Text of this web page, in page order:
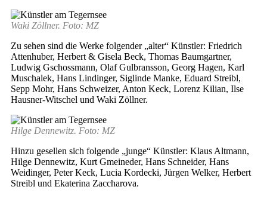
Waki Zöllner. Foto: MZ
Zu sehen sind die Werke folgender „alter“ Künstler: Friedrich
Attenhuber, Herbert & Gisela Beck, Thomas Baumgartner,
Ludwig Gschossmann, Olaf Gulbransson, Georg Hagen, Karl
Muschalek, Hans Lindinger, Siglinde Manke, Eduard Streibl,
Sepp Mohr, Hans Schweizer, Anton Keck, Lorenz Kilian, Ilse
Hausner-Witschel und Waki Zöllner.
Hilge Dennewitz. Foto: MZ
Hinzu gesellen sich folgende „junge“ Künstler: Klaus Altmann,
Hilge Dennewitz, Kurt Gmeineder, Hans Schneider, Hans
Weidinger, Peter Keck, Lucia Kordecki, Jürgen Welker, Herbert
Streibl und Ekaterina Zaccharova.